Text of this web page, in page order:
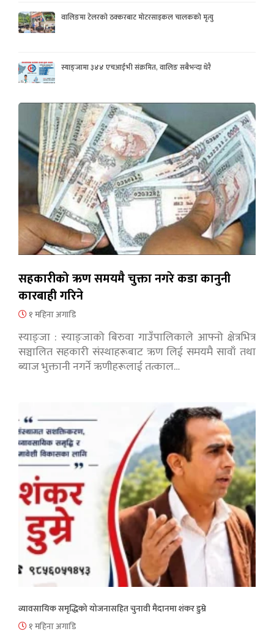
वालिङमा टेलरको ठक्करबाट मोटरसाइकल चालकको मृत्यु
स्याङ्जामा ३४४ एचआईभी संक्रमित, वालिङ सबैभन्दा धेरै
सहकारीको ऋण समयमै चुक्ता नगरे कडा कानुनी
कारबाही गरिने
१ महिना अगाडि
स्याङ्जा : स्याङ्जाको बिरुवा गाउँपालिकाले आफ्नो क्षेत्रभित्र
सञ्चालित सहकारी संस्थाहरूबाट ऋण लिई समयमै सावाँ तथा
ब्याज भुक्तानी नगर्ने ऋणीहरूलाई तत्काल…
व्यावसायिक समृद्धिको योजनासहित चुनावी मैदानमा शंकर डुम्रे
१ महिना अगाडि